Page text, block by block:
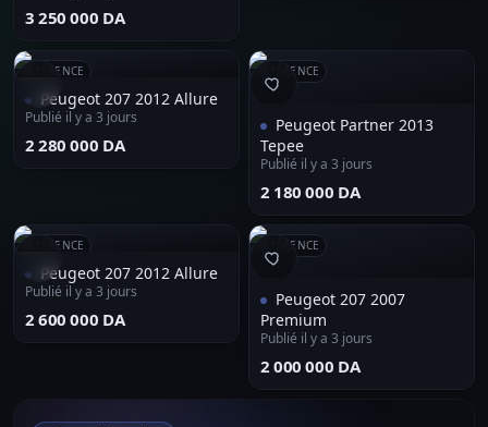
⁦3 250 000 DA⁩
RÉFÉRENCE
Peugeot 207 2012 Allure
Publié il y a 3 jours
⁦2 280 000 DA⁩
RÉFÉRENCE
Peugeot Partner 2013
Tepee
Publié il y a 3 jours
⁦2 180 000 DA⁩
RÉFÉRENCE
Peugeot 207 2012 Allure
Publié il y a 3 jours
⁦2 600 000 DA⁩
RÉFÉRENCE
Peugeot 207 2007
Premium
Publié il y a 3 jours
⁦2 000 000 DA⁩